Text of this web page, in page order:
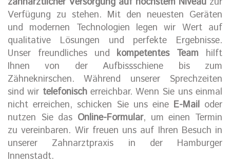
Verfügung zu stehen. Mit den neuesten Geräten
und modernen Technologien legen wir Wert auf
qualitative Lösungen und perfekte Ergebnisse.
Unser freundliches und kompetentes Team hilft
Ihnen von der Aufbissschiene bis zum
Zähneknirschen. Während unserer Sprechzeiten
sind wir telefonischerreichbar. Wenn Sie uns einmal
nicht erreichen, schicken Sie uns eine E-Mail oder
nutzen Sie das Online-Formular, um einen Termin
zu vereinbaren. Wir freuen uns auf Ihren Besuch in
unserer Zahnarztpraxis in der Hamburger
Innenstadt.